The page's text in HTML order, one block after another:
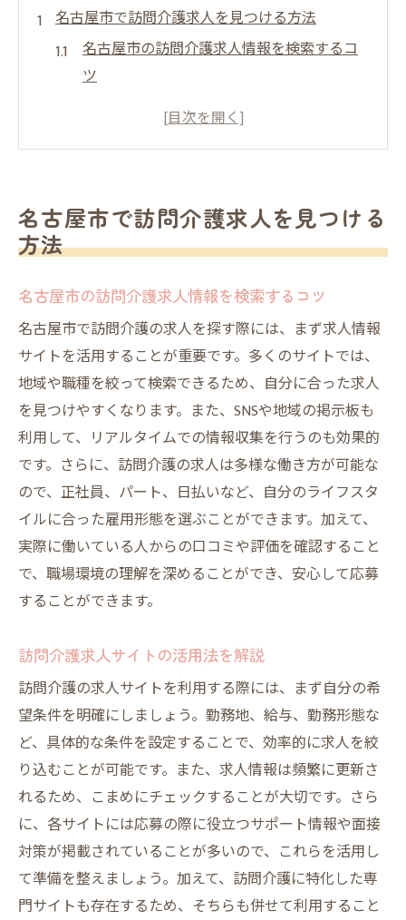
名古屋市で訪問介護求人を見つける方法
名古屋市の訪問介護求人情報を検索するコ
ツ
訪問介護求人サイトの活用法を解説
訪問介護求人を効率的に見つける方法
訪問介護の仕事内容と名古屋の求人情報
訪問介護で求められるスキルと役割
名古屋で訪問介護の求人が多い地域とは
訪問介護の仕事内容を詳しく解説
名古屋市の訪問介護求人の特徴と魅力
訪問介護の求人を選ぶ際のポイント
訪問介護の仕事内容と求職者の心得
愛知県で訪問介護のキャリアを築くチャンス
訪問介護のキャリアパスを考える
愛知県で訪問介護の需要が高まっている理
由
訪問介護でのスキルアップの方法
愛知県で訪問介護として働く魅力と課題
訪問介護のキャリア形成に必要な資格
名古屋の訪問介護求人情報を詳しく解説
名古屋で訪問介護求人の応募方法
訪問介護求人情報の見極め方
名古屋市の訪問介護事業所を比較
訪問介護の求人情報を効率的に得るには
求人情報から読み取る訪問介護のニーズ
訪問介護求人で大切なポイントとは
名古屋市で訪問介護求人を見つける
方法
名古屋市の訪問介護求人情報を検索するコツ
名古屋市で訪問介護の求人を探す際には、まず求人情報
サイトを活用することが重要です。多くのサイトでは、
地域や職種を絞って検索できるため、自分に合った求人
を見つけやすくなります。また、SNSや地域の掲示板も
利用して、リアルタイムでの情報収集を行うのも効果的
です。さらに、訪問介護の求人は多様な働き方が可能な
ので、正社員、パート、日払いなど、自分のライフスタ
イルに合った雇用形態を選ぶことができます。加えて、
実際に働いている人からの口コミや評価を確認すること
で、職場環境の理解を深めることができ、安心して応募
することができます。
訪問介護求人サイトの活用法を解説
訪問介護の求人サイトを利用する際には、まず自分の希
望条件を明確にしましょう。勤務地、給与、勤務形態な
ど、具体的な条件を設定することで、効率的に求人を絞
り込むことが可能です。また、求人情報は頻繁に更新さ
れるため、こまめにチェックすることが大切です。さら
に、各サイトには応募の際に役立つサポート情報や面接
対策が掲載されていることが多いので、これらを活用し
て準備を整えましょう。加えて、訪問介護に特化した専
門サイトも存在するため、そちらも併せて利用すること